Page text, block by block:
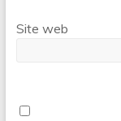
Site web